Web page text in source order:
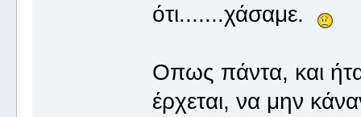
ότι.......χάσαμε.
Οπως πάντα, και
έρχεται, να μην